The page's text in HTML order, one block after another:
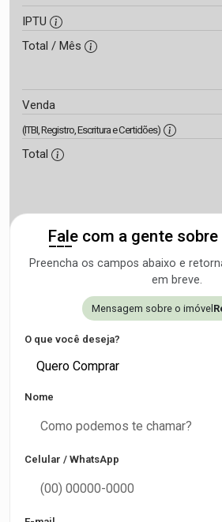
IPTU
Total / Mês
Venda
(ITBI, Registro, Escritura e Certidões)
Total
Fale com a gente
Preencha os campos abaixo e
em breve.
Mensagem sobre o imóvel
O que você deseja?
Quero Comprar
Nome
Celular / WhatsApp